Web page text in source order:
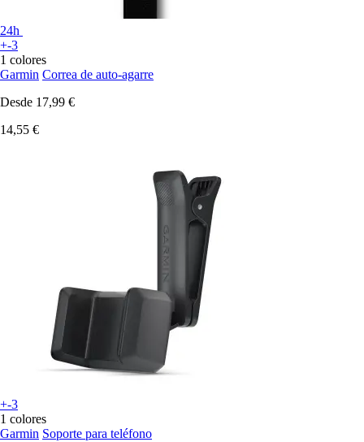
24h
+-3
1 colores
Garmin Correa de auto-agarre
Desde 17,99 €
14,55 €
+-3
1 colores
Garmin Soporte para teléfono